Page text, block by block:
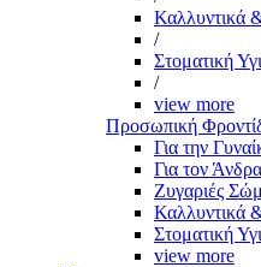
Καλλυντικά
/
Στοματική
/
view more
Προσωπική
Για την
Για τον Άνδρα
Ζυγαριές
Καλλυντικά
Στοματική
view more